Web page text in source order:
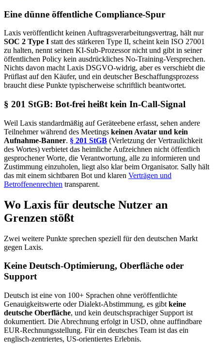
Eine dünne öffentliche Compliance-Spur
Laxis veröffentlicht keinen Auftragsverarbeitungsvertrag, hält nur
SOC 2 Type I statt des stärkeren Type II, scheint kein ISO 27001
zu halten, nennt seinen KI-Sub-Prozessor nicht und gibt in seiner
öffentlichen Policy kein ausdrückliches No-Training-Versprechen.
Nichts davon macht Laxis DSGVO-widrig, aber es verschiebt die
Prüflast auf den Käufer, und ein deutscher Beschaffungsprozess
braucht diese Punkte typischerweise schriftlich beantwortet.
§ 201 StGB: Bot-frei heißt kein In-Call-Signal
Weil Laxis standardmäßig auf Geräteebene erfasst, sehen andere
Teilnehmer während des Meetings keinen Avatar und kein
Aufnahme-Banner. § 201 StGB (Verletzung der Vertraulichkeit
des Wortes) verbietet das heimliche Aufzeichnen nicht öffentlich
gesprochener Worte, die Verantwortung, alle zu informieren und
Zustimmung einzuholen, liegt also klar beim Organisator. Sally hält
das mit einem sichtbaren Bot und klaren Verträgen und
Betroffenenrechten transparent.
Wo Laxis für deutsche Nutzer an
Grenzen stößt
Zwei weitere Punkte sprechen speziell für den deutschen Markt
gegen Laxis.
Keine Deutsch-Optimierung, Oberfläche oder
Support
Deutsch ist eine von 100+ Sprachen ohne veröffentlichte
Genauigkeitswerte oder Dialekt-Abstimmung, es gibt keine
deutsche Oberfläche, und kein deutschsprachiger Support ist
dokumentiert. Die Abrechnung erfolgt in USD, ohne auffindbare
EUR-Rechnungsstellung. Für ein deutsches Team ist das ein
englisch-zentriertes, US-orientiertes Erlebnis.